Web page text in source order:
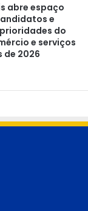
abre espaço
e
do
e serviços
de 2026